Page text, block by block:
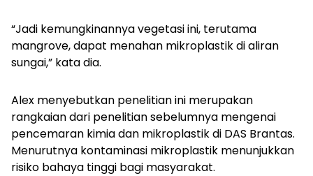
“Jadi kemungkinannya vegetasi ini, terutama
mangrove, dapat menahan mikroplastik di aliran
sungai,” kata dia.
Alex menyebutkan penelitian ini merupakan
rangkaian dari penelitian sebelumnya mengenai
pencemaran kimia dan mikroplastik di DAS Brantas.
Menurutnya kontaminasi mikroplastik menunjukkan
risiko bahaya tinggi bagi masyarakat.